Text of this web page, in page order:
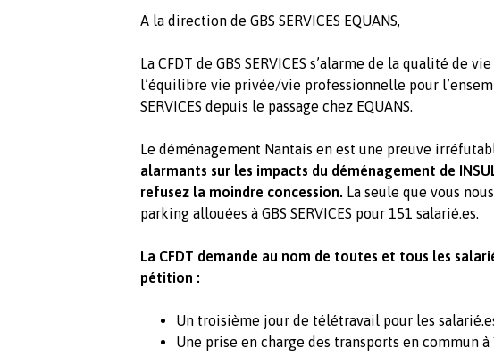
A la direction de GBS SERVICES EQUANS,
La CFDT de GBS SERVICES s’alarme de la qualité de
l’équilibre vie privée/vie professionnelle pour
SERVICES depuis le passage chez EQUANS.
Le déménagement Nantais en est une preuve
alarmants sur les impacts du déménagement de
refusez la moindre concession. La seule que vous
parking allouées à GBS SERVICES pour 151 salarié.es.
La CFDT demande au nom de toutes et tous les
pétition :
Un troisième jour de télétravail pour les
Une prise en charge des transports en commun à